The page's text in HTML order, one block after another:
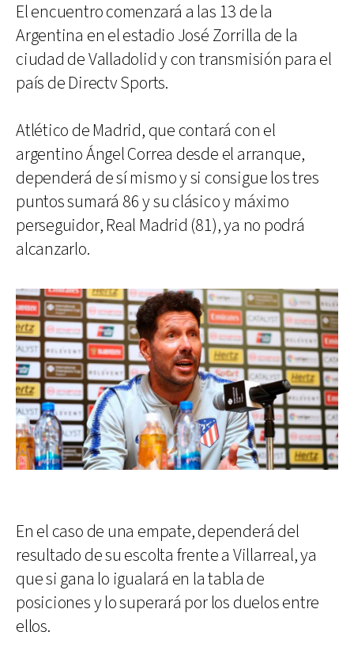
El encuentro comenzará a las 13 de la
Argentina en el estadio José Zorrilla de la
ciudad de Valladolid y con transmisión para el
país de Directv Sports.
Atlético de Madrid, que contará con el
argentino Ángel Correa desde el arranque,
dependerá de sí mismo y si consigue los tres
puntos sumará 86 y su clásico y máximo
perseguidor, Real Madrid (81), ya no podrá
alcanzarlo.
En el caso de una empate, dependerá del
resultado de su escolta frente a Villarreal, ya
que si gana lo igualará en la tabla de
posiciones y lo superará por los duelos entre
ellos.